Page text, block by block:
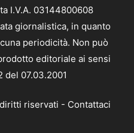
I.V.A. 03144800608
giornalistica, in quanto
periodicità. Non può
editoriale ai sensi
del 07.03.2001
riservati - Contattaci